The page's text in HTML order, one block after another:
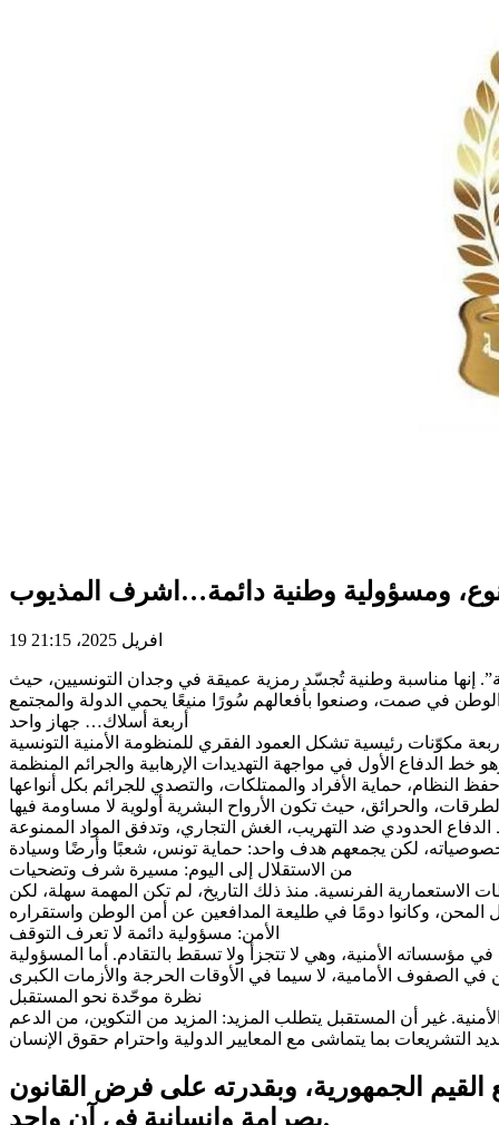
ومسؤولية وطنية دائمة…اشرف المذيوب
19 افريل 2025، 21:15
دائمة”. إنها مناسبة وطنية تُجسّد رمزية عميقة في وجدان التونسيين، حيث
أربعة أسلاك… جهاز واحد
من الاستقلال إلى اليوم: مسيرة شرف وتضحيات
الأمنية من السلطات الاستعمارية الفرنسية. منذ ذلك التاريخ، لم تكن المهمة سهلة، لكن
الأمن: مسؤولية دائمة لا تعرف التوقف
مؤسساته الأمنية، وهي لا تتجزأ ولا تسقط بالتقادم. أما المسؤولية
نظرة موحّدة نحو المستقبل
غير أن المستقبل يتطلب المزيد: المزيد من التكوين، من الدعم
القيم الجمهورية، وبقدرته على فرض القانون
بصرامة وإنسانية في آنٍ واحد.